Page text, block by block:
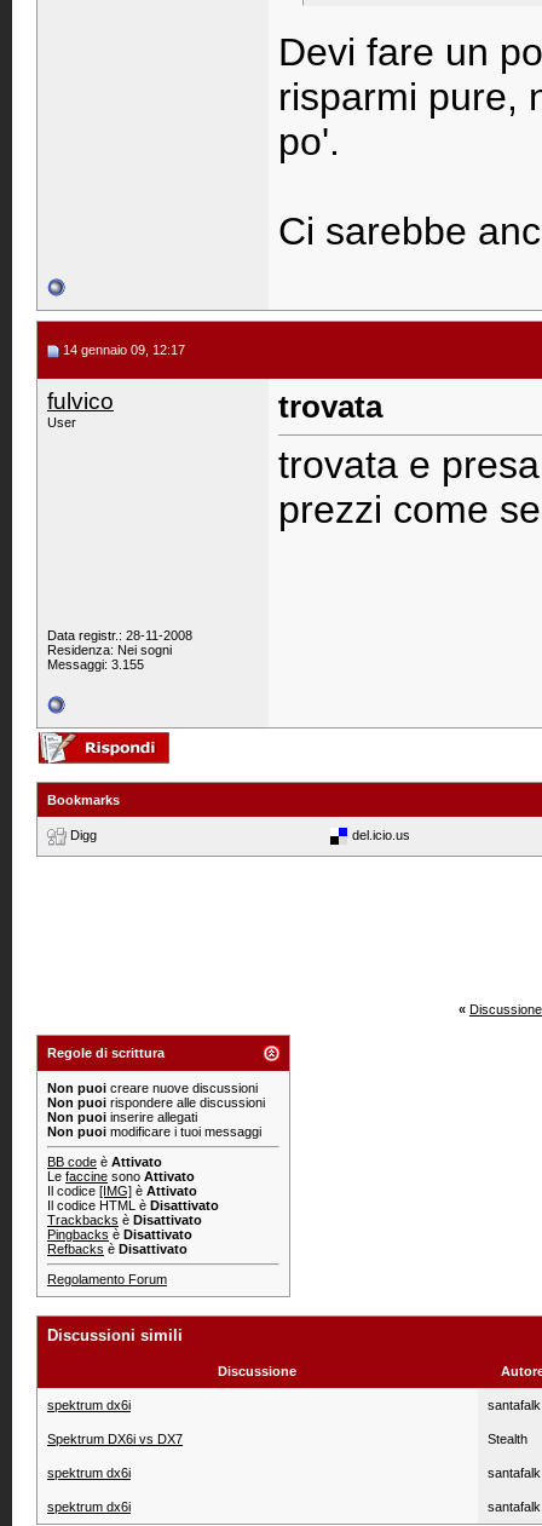
Devi fare un
risparmi pure,
po'.
Ci sarebbe
14 gennaio 09, 12:17
fulvico
User
Data registr.: 28-11-2008
Residenza: Nei sogni
Messaggi: 3.155
trovata
trovata e
prezzi come
Bookmarks
Digg del.icio.us
«
Regole di scrittura
Non puoi creare nuove discussioni
Non puoi rispondere alle discussioni
Non puoi inserire allegati
Non puoi modificare i tuoi messaggi
BB code è Attivato
Le faccine sono Attivato
Il codice [IMG] è Attivato
Il codice HTML è Disattivato
Trackbacks è Disattivato
Pingbacks è Disattivato
Refbacks è Disattivato
Regolamento Forum
Discussioni simili
Discussione
spektrum dx6i santafalk
Spektrum DX6i vs DX7 Stealth
spektrum dx6i santafalk
spektrum dx6i santafalk